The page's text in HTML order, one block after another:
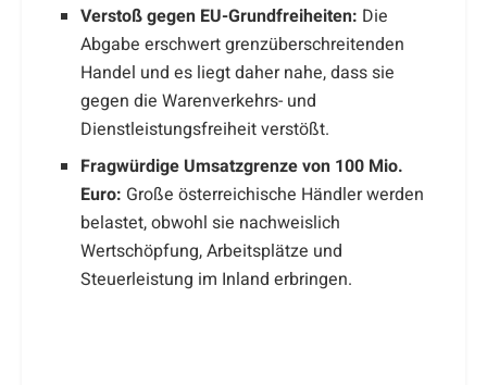
Verstoß gegen EU-Grundfreiheiten: Die
Abgabe erschwert grenzüberschreitenden
Handel und es liegt daher nahe, dass sie
gegen die Warenverkehrs- und
Dienstleistungsfreiheit verstößt.
Fragwürdige Umsatzgrenze von 100 Mio.
Euro: Große österreichische Händler werden
belastet, obwohl sie nachweislich
Wertschöpfung, Arbeitsplätze und
Steuerleistung im Inland erbringen.